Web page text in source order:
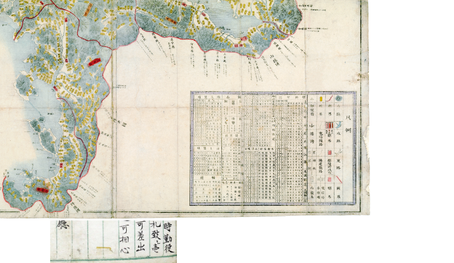
自治の仕組み
2026年 (令和8年)
8月9日（日）
月～金 9:00～17:00
祝日・年末年始は休館
当館について
業務内容、沿革等
利用案内
開館時間、利用方法等
刊行物
情報紙、湖国と文化等
アクセス
住所、交通案内